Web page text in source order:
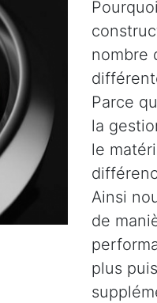
nombre
Parce
la
le
Ainsi
de
plus